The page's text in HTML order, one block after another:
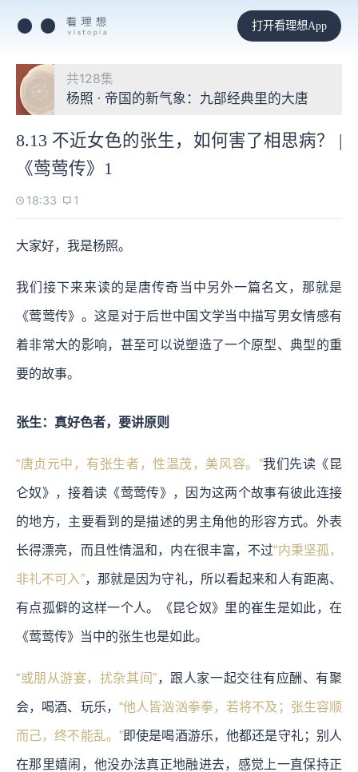
打开看理想App
共128集
杨照 · 帝国的新气象：九部经典里的大唐
8.13 不近女色的张生，如何害了相思病？ |
《莺莺传》1
18:33 1
大家好，我是杨照。
我们接下来来读的是唐传奇当中另外一篇名文，那就是
《莺莺传》。 这是对于后世中国文学当中描写男女情感有
着非常大的影响，甚至可以说塑造了一个原型、典型的重
要的故事。
张生：真好色者，要讲原则
“唐贞元中，有张生者，性温茂，美风容。”我们先读《昆
仑奴》，接着读《莺莺传》，因为这两个故事有彼此连接
的地方，主要看到的是描述的男主角他的形容方式。外表
长得漂亮，而且性情温和，内在很丰富，不过“内秉坚孤，
非礼不可入”，那就是因为守礼，所以看起来和人有距离、
有点孤僻的这样一个人。《昆仑奴》里的崔生是如此，在
《莺莺传》当中的张生也是如此。
“或朋从游宴，扰杂其间”，跟人家一起交往有应酬、有聚
会，喝酒、玩乐， “他人皆汹汹拳拳，若将不及；张生容顺
而己，终不能乱。”即使是喝酒游乐，他都还是守礼；别人
在那里嬉闹，他没办法真正地融进去，感觉上一直保持正